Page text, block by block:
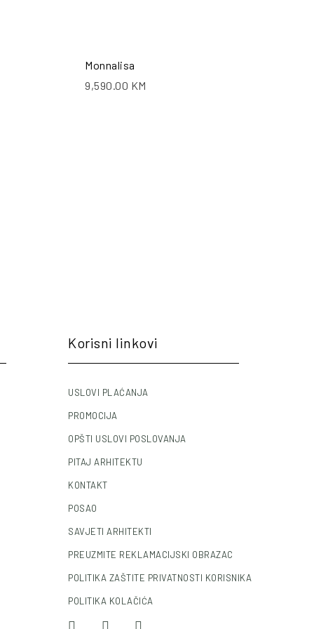
Monnalisa
9,590.00 KM
Korisni linkovi
USLOVI PLAĆANJA
PROMOCIJA
OPŠTI USLOVI POSLOVANJA
PITAJ ARHITEKTU
KONTAKT
POSAO
SAVJETI ARHITEKTI
PREUZMITE REKLAMACIJSKI OBRAZAC
POLITIKA ZAŠTITE PRIVATNOSTI KORISNIKA
POLITIKA KOLAČIĆA